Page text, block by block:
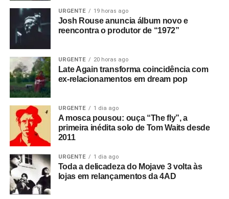
URGENTE 19 horas ago
Josh Rouse anuncia álbum novo e
reencontra o produtor de “1972”
URGENTE 20 horas ago
Late Again transforma coincidência com
ex-relacionamentos em dream pop
URGENTE 1 dia ago
A mosca pousou: ouça “The fly”, a
primeira inédita solo de Tom Waits desde
2011
URGENTE 1 dia ago
Toda a delicadeza do Mojave 3 volta às
lojas em relançamentos da 4AD